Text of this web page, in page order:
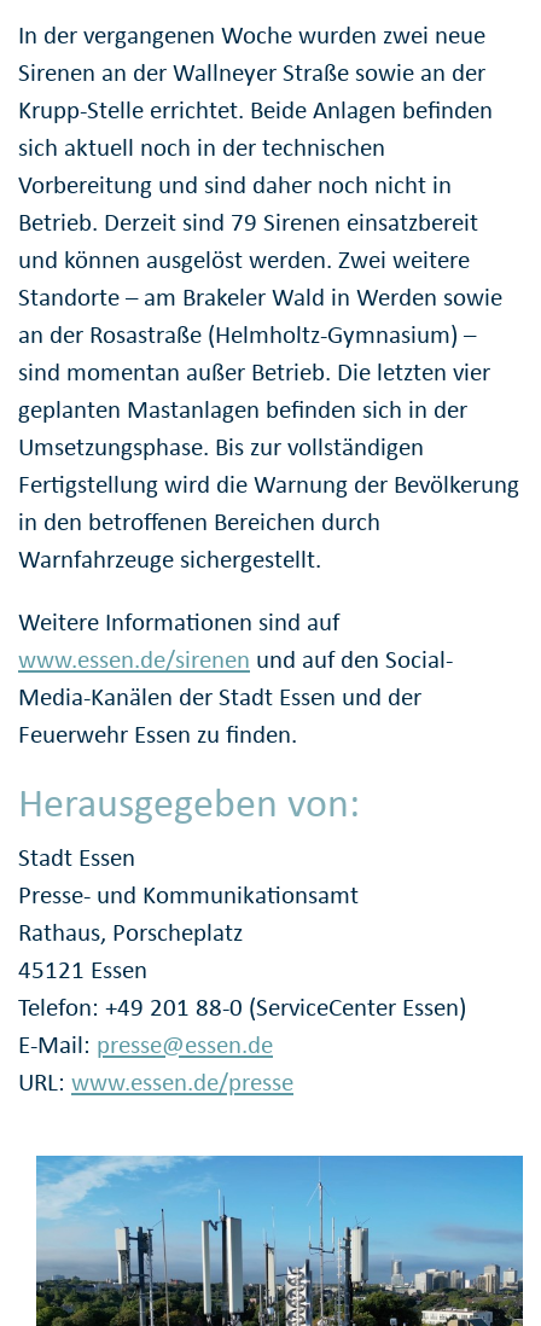
In der vergangenen Woche wurden zwei neue
Sirenen an der Wallneyer Straße sowie an der
Krupp-Stelle errichtet. Beide Anlagen befinden
sich aktuell noch in der technischen
Vorbereitung und sind daher noch nicht in
Betrieb. Derzeit sind 79 Sirenen einsatzbereit
und können ausgelöst werden. Zwei weitere
Standorte – am Brakeler Wald in Werden sowie
an der Rosastraße (Helmholtz-Gymnasium) –
sind momentan außer Betrieb. Die letzten vier
geplanten Mastanlagen befinden sich in der
Umsetzungsphase. Bis zur vollständigen
Fertigstellung wird die Warnung der Bevölkerung
in den betroffenen Bereichen durch
Warnfahrzeuge sichergestellt.
Weitere Informationen sind auf
www.essen.de/sirenen und auf den Social-
Media-Kanälen der Stadt Essen und der
Feuerwehr Essen zu finden.
Herausgegeben von:
Stadt Essen
Presse- und Kommunikationsamt
Rathaus, Porscheplatz
45121 Essen
Telefon: +49 201 88-0 (ServiceCenter Essen)
E-Mail: presse@essen.de
URL: www.essen.de/presse